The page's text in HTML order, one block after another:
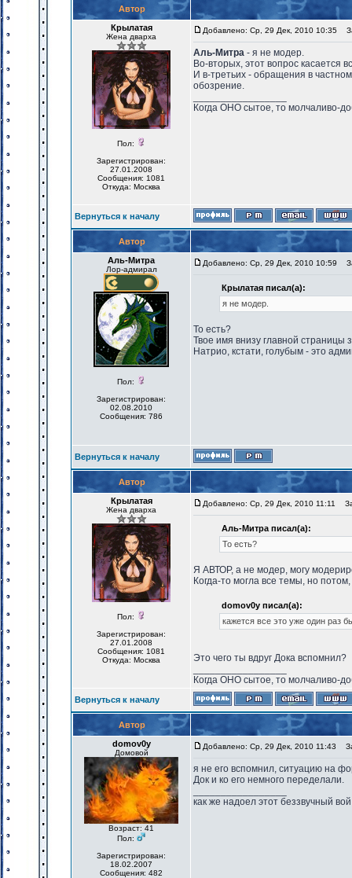
Автор
Крылатая
Жена дварха
Пол:
Зарегистрирован:
27.01.2008
Сообщения: 1081
Откуда: Москва
Добавлено: Ср, 29 Дек, 2010 10:35
Аль-Митра - я не модер.
Во-вторых, этот вопрос касается
И в-третьих - обращения в
обозрение.
Когда ОНО сытое, то молчаливо-
Вернуться к началу
Автор
Аль-Митра
Лор-адмирал
Пол:
Зарегистрирован:
02.08.2010
Сообщения: 786
Добавлено: Ср, 29 Дек, 2010 10:59
Крылатая писал(а):
я не модер.
То есть?
Твое имя внизу главной
Натрио, кстати, голубым - это
Вернуться к началу
Автор
Крылатая
Жена дварха
Пол:
Зарегистрирован:
27.01.2008
Сообщения: 1081
Откуда: Москва
Добавлено: Ср, 29 Дек, 2010 11:11
Аль-Митра писал(а):
То есть?
Я АВТОР, а не модер, могу
Когда-то могла все темы, но
domov0y писал(а):
кажется все это уже один раз
Это чего ты вдруг Дока вспомнил?
Когда ОНО сытое, то молчаливо-
Вернуться к началу
Автор
domov0y
Домовой
Возраст: 41
Пол:
Зарегистрирован:
18.02.2007
Сообщения: 482
Добавлено: Ср, 29 Дек, 2010 11:43
я не его вспомнил, ситуацию на
Док и ко его немного переделали.
как же надоел этот беззвучный